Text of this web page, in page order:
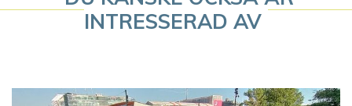
v
INTRESSERAD AV